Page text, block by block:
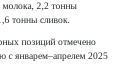
молока, 2,2 тонны
тонны сливок.
позиций отмечено
с январем–апрелем 2025